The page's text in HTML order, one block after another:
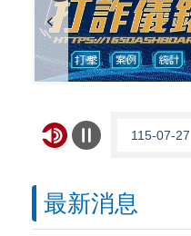
115-07-27
115-06-22
最新消息